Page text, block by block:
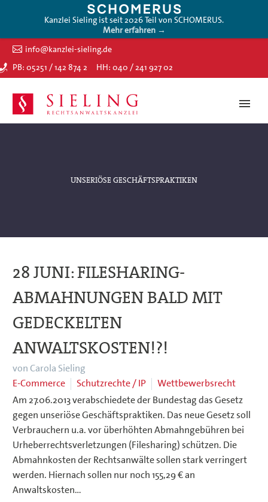
Kanzlei Sieling ist seit 2026 Teil von SCHOMERUS.
Mehr erfahren →
info@kanzlei-sieling.de
PB: 05251 / 142 874 2
HH: 040 / 241 927 02
UNSERIÖSE GESCHÄFTSPRAKTIKEN
28 JUNI:FILESHARING-
ABMAHNUNGEN BALD MIT
GEDECKELTEN
ANWALTSKOSTEN!?!
von Carola Sieling
E-Commerce
Schutzrechte / IP
Wettbewerbsrecht
Am 27.06.2013 verabschiedete der Bundestag das Gesetz
gegen unseriöse Geschäftspraktiken. Das neue Gesetz soll
Verbrauchern u.a. vor überhöhten Abmahngebühren bei
Urheberrechtsverletzungen (Filesharing) schützen. Die
Abmahnkosten der Rechtsanwälte sollen stark verringert
werden. Hiernach sollen nur noch 155,29 € an
Anwaltskosten…